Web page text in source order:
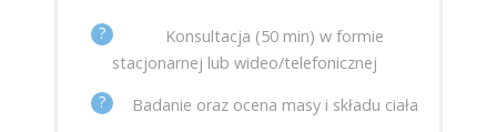
?
Konsultacja (50 min) w formie
stacjonarnej lub wideo/telefonicznej
?
Badanie oraz ocena masy i składu ciała